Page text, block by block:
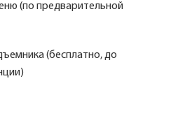
(по предварительной
(бесплатно, до